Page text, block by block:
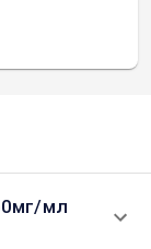
мл